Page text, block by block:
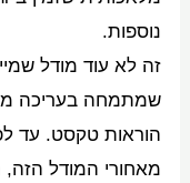
נוספות.
זה לא עוד מודל
שמתמחה בעריכה
הוראות טקסט. עד
מאחורי המודל הזה,